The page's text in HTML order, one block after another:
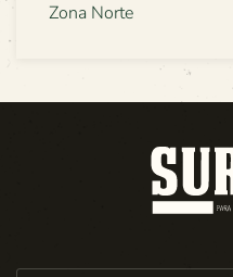
Zona Norte